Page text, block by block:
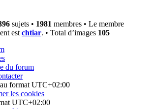
sujets • 1981 membres • Le membre
est chtiar. • Total d’images 105
du forum
format UTC+02:00
les cookies
UTC+02:00